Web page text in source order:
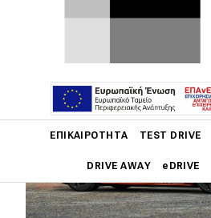
ΕΠΙΚΑΙΡΌΤΗΤΑ TEST DRIVE
DRIVE AWAY eDRIVE
Main navigation